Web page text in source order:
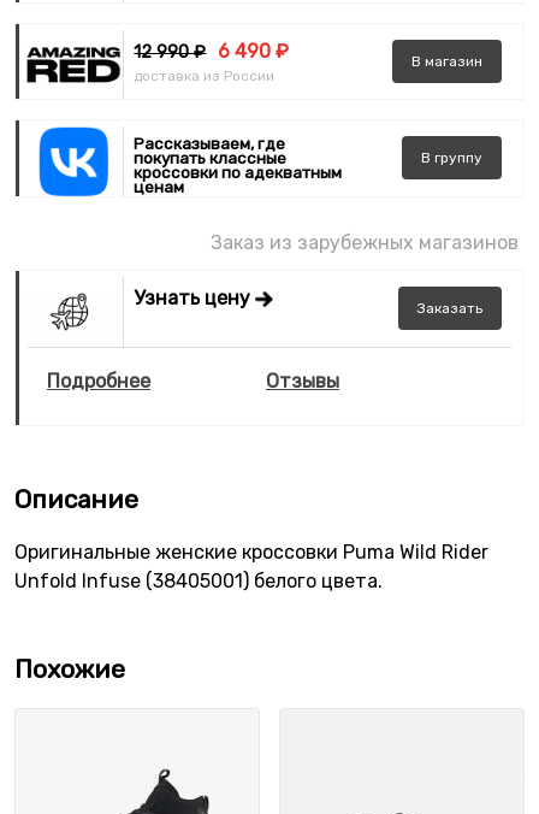
12 990 ₽ 6 490 ₽
доставка из России
В магазин
Рассказываем, где
покупать классные
кроссовки по адекватным
ценам
В группу
Заказ из зарубежных магазинов
Узнать цену Заказать
Подробнее Отзывы
Описание
Оригинальные женские кроссовки Puma Wild Rider
Unfold Infuse (38405001) белого цвета.
Похожие